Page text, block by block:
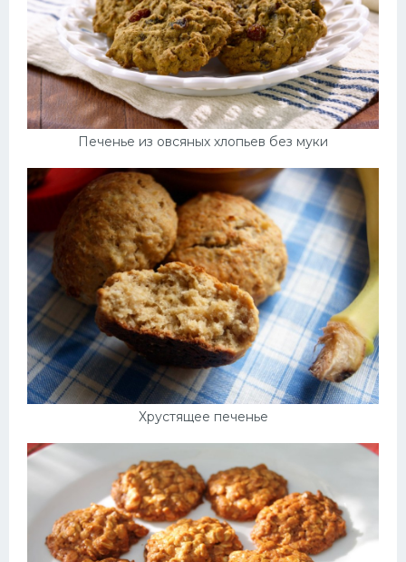
Печенье из овсяных хлопьев без муки
Хрустящее печенье